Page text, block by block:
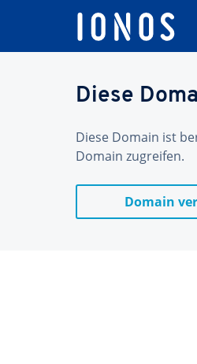
Diese
Diese Domain ist
Domain zugreifen.
Domain